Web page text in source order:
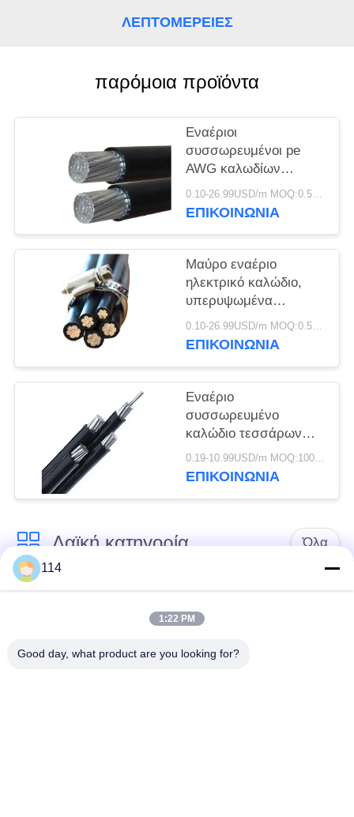
ΠΟΛΙΤΙΚΉ
ΑΠΟΡΡΉΤΟΥ
ΛΕΠΤΟΜΈΡΕΙΕΣ
παρόμοια προϊόντα
Εναέριοι
συσσωρευμένοι pe
AWG καλωδίων
χαμηλής τάσης/
αγωγός αργιλίου
0.10-26.99USD/m MOQ:0.5KM
ΕΠΙΚΟΙΝΩΝΙΑ
Μαύρο εναέριο
ηλεκτρικό καλώδιο,
υπερυψωμένα
ηλεκτρικά καλώδια για
την παροχή
0.10-26.99USD/m MOQ:0.5KM
ΕΠΙΚΟΙΝΩΝΙΑ
Εναέριο
συσσωρευμένο
καλώδιο τεσσάρων
πυρήνων 0.6kV/1kV
για τα εναέρια
0.19-10.99USD/m MOQ:1000M
ΕΠΙΚΟΙΝΩΝΙΑ
Λαϊκή κατηγορία Όλα
Xlpe με μόνωση
Μόνωση από PVC
καλωδίου
μεταλλικά μονωμένα
θωρακισμένο
114
1:22 PM
Good day, what product are you looking for?